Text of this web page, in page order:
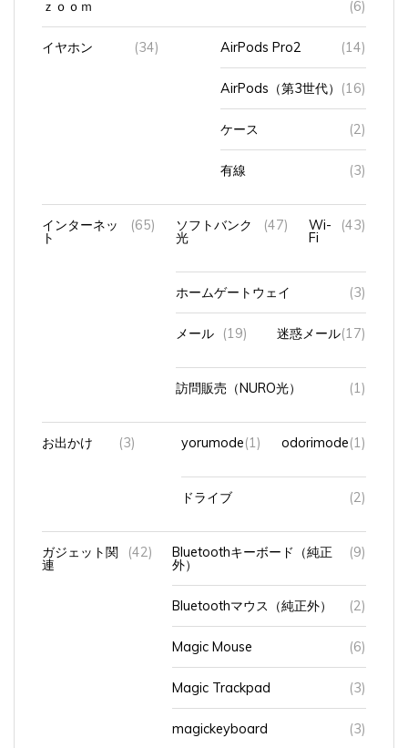
イヤホン (34) AirPods Pro2 (14)
AirPods（第3世代）(16)
ケース (2)
有線 (3)
インターネッ
ト
(65) ソフトバンク
光
(47) Wi-
Fi
(43)
ホームゲートウェイ (3)
メール (19) 迷惑メール(17)
訪問販売（NURO光） (1)
お出かけ (3) yorumode(1) odorimode(1)
ドライブ (2)
ガジェット関
連
(42) Bluetoothキーボード（純正
外）
(9)
Bluetoothマウス（純正外） (2)
Magic Mouse (6)
Magic Trackpad (3)
magickeyboard (3)